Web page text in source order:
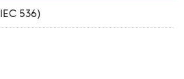
536)